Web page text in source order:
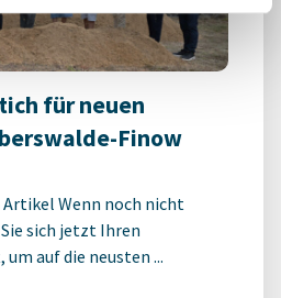
für neuen
Finow
Wenn noch nicht
sich jetzt Ihren
auf die neusten ...